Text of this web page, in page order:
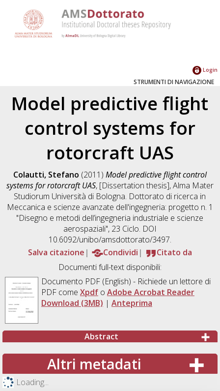
Login
STRUMENTI DI NAVIGAZIONE
Model predictive flight
control systems for
rotorcraft UAS
Colautti, Stefano (2011) Model predictive flight control
systems for rotorcraft UAS, [Dissertation thesis], Alma Mater
Studiorum Università di Bologna. Dottorato di ricerca in
Meccanica e scienze avanzate dell'ingegneria: progetto n. 1
"Disegno e metodi dell’ingegneria industriale e scienze
aerospaziali", 23 Ciclo. DOI
10.6092/unibo/amsdottorato/3497.
Salva citazione
Condividi
Citato da
Documenti full-text disponibili:
Documento PDF(English) - Richiede un lettore di
PDF come Xpdfo Adobe Acrobat Reader
Download (3MB) | Anteprima
Abstract
Altri metadati
Loading...